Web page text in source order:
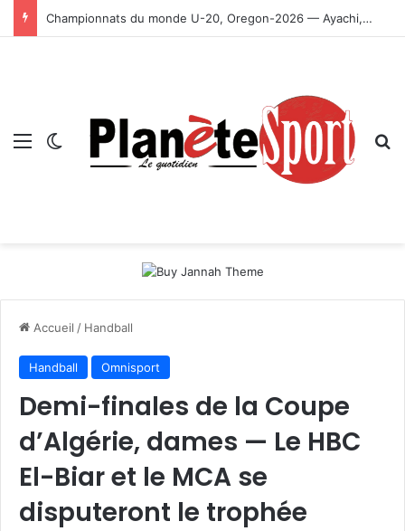
Championnats du monde U-20, Oregon-2026 — Ayachi, Dissa, Touahria et Ghezali en finale
Menu Switch skin
Accueil / Handball
Handball Omnisport
Demi-finales de la Coupe
d’Algérie, dames — Le HBC
El-Biar et le MCA se
disputeront le trophée